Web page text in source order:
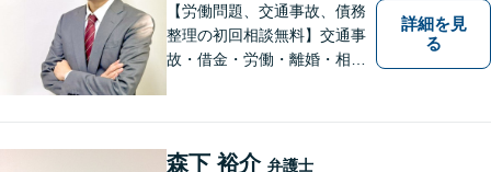
【労働問題、交通事故、債務
整理の初回相談無料】交通事
故・借金・労働・離婚・相続
町、東浦町、美浜町、南知多
詳細を見
る
森下 裕介 弁護士